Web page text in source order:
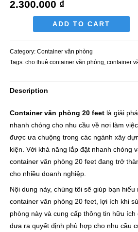
2.300.000 ₫
ADD TO CART
Category: Container văn phòng
Tags: cho thuê container văn phòng, container
Description
Container văn phòng 20 feet là giải
nhanh chóng cho nhu cầu về nơi làm
được ưa chuộng trong các ngành xây
kiện. Với khả năng lắp đặt nhanh chóng
container văn phòng 20 feet đang trở
cho nhiều doanh nghiệp.
Nội dung này, chúng tôi sẽ giúp bạn
container văn phòng 20 feet, lợi ích khi
phòng này và cung cấp thông tin hữu ích
đưa ra quyết định phù hợp cho nhu cầu